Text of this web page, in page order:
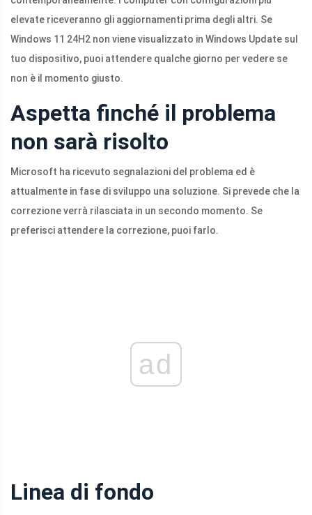
elevate riceveranno gli aggiornamenti prima degli altri. Se
Windows 11 24H2 non viene visualizzato in Windows Update sul
tuo dispositivo, puoi attendere qualche giorno per vedere se
non è il momento giusto.
Aspetta finché il problema
non sarà risolto
Microsoft ha ricevuto segnalazioni del problema ed è
attualmente in fase di sviluppo una soluzione. Si prevede che la
correzione verrà rilasciata in un secondo momento. Se
preferisci attendere la correzione, puoi farlo.
ad
Linea di fondo